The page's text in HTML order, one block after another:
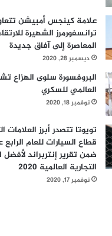
علامة كينجس أمبيشن
ترانسفورمرز الشهيرة
المعاصرة إلى آفاق جديدة
ديسمبر 28, 2020
البروفسورة سلوى الهزاع
العالمي للسكري
نوفمبر 18, 2020
تويوتا تتصدر أبرز العلامات
قطاع السيارات للعام
ضمن تقرير إنتربراند لأفضل
التجارية العالمية 2020
نوفمبر 17, 2020